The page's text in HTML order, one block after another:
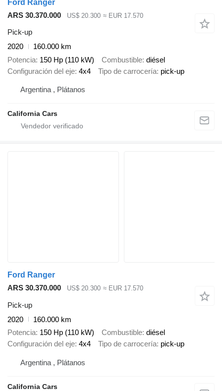
Ford Ranger
ARS 30.370.000
US$ 20.300 ≈ EUR 17.570
Pick-up
2020
160.000 km
Potencia 150 Hp (110 kW) Combustible diésel
Configuración del eje 4x4 Tipo de carrocería pick-up
Argentina , Plátanos
California Cars
Ford Ranger
ARS 30.370.000
US$ 20.300 ≈ EUR 17.570
Pick-up
2020
160.000 km
Potencia 150 Hp (110 kW) Combustible diésel
Configuración del eje 4x4 Tipo de carrocería pick-up
Argentina , Plátanos
California Cars